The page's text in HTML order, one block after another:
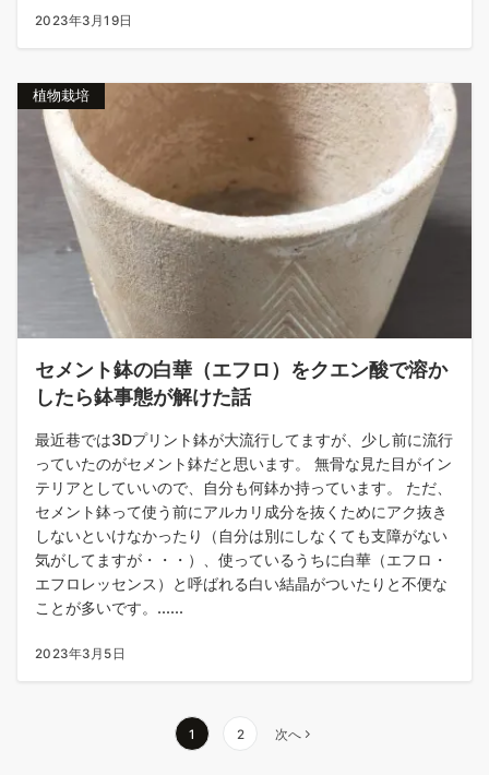
2023年3月19日
植物栽培
セメント鉢の白華（エフロ）をクエン酸で溶か
したら鉢事態が解けた話
最近巷では3Dプリント鉢が大流行してますが、少し前に流行
っていたのがセメント鉢だと思います。 無骨な見た目がイン
テリアとしていいので、自分も何鉢か持っています。 ただ、
セメント鉢って使う前にアルカリ成分を抜くためにアク抜き
しないといけなかったり（自分は別にしなくても支障がない
気がしてますが・・・）、使っているうちに白華（エフロ・
エフロレッセンス）と呼ばれる白い結晶がついたりと不便な
ことが多いです。......
2023年3月5日
1 2 次へ